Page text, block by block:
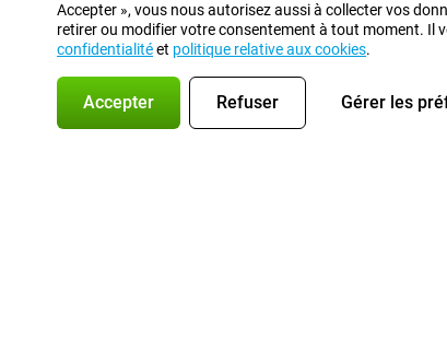
Accepter », vous nous autorisez aussi à collecter vos
retirer ou modifier votre consentement à tout moment. Il
confidentialitéet politique relative aux cookies.
Accepter Refuser Gérer les